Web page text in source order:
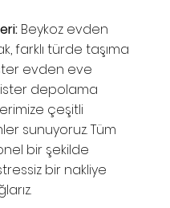
Beykoz evden
farklı türde taşıma
evden eve
ister depolama
çeşitli
sunuyoruz. Tüm
bir şekilde
bir nakliye